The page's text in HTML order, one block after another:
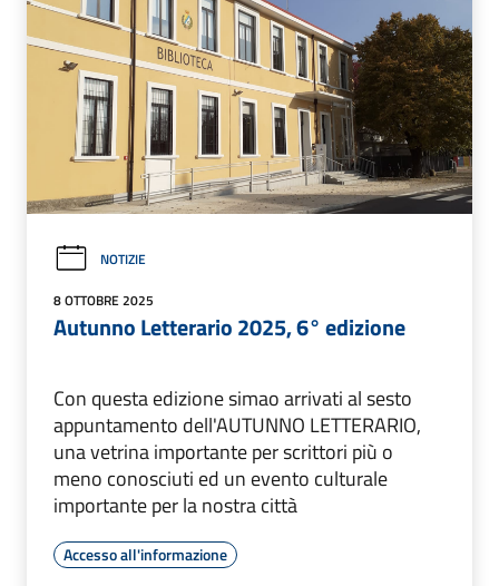
NOTIZIE
8 OTTOBRE 2025
Autunno Letterario 2025, 6° edizione
Con questa edizione simao arrivati al sesto
appuntamento dell'AUTUNNO LETTERARIO,
una vetrina importante per scrittori più o
meno conosciuti ed un evento culturale
importante per la nostra città
Accesso all'informazione